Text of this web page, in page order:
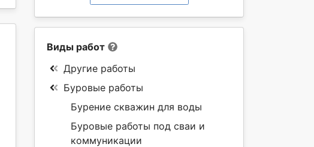
Виды работ
Другие работы
Буровые работы
Бурение скважин для воды
Буровые работы под сваи и
коммуникации